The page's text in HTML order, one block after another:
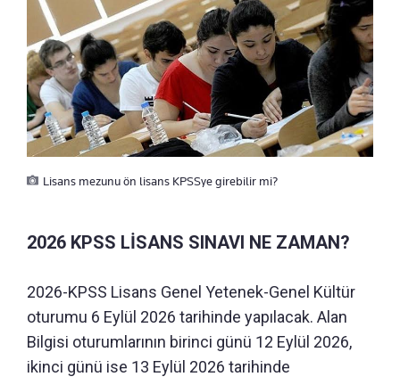
Lisans mezunu ön lisans KPSSye girebilir mi?
2026 KPSS LİSANS SINAVI NE ZAMAN?
2026-KPSS Lisans Genel Yetenek-Genel Kültür
oturumu 6 Eylül 2026 tarihinde yapılacak. Alan
Bilgisi oturumlarının birinci günü 12 Eylül 2026,
ikinci günü ise 13 Eylül 2026 tarihinde